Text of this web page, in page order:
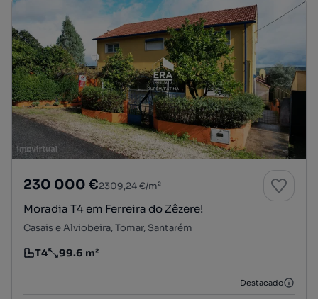
230 000 €2309,24 €/m²
Moradia T4 em Ferreira do Zêzere!
Casais e Alviobeira, Tomar, Santarém
Tipologia
T4
Preço por metro quadrado
99.6 m²
Destacado